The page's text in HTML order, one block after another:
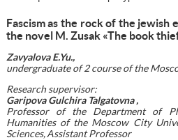
Fascism as the rock of the jewish
the novel M. Zusak «The book
Zavyalova E.Yu.,
undergraduate of 2 course of the
Research supervisor:
Garipova Gulchira Talgatovna ,
Professor of the Department of
Humanities of the Moscow City
Sciences, Аssistant Professor